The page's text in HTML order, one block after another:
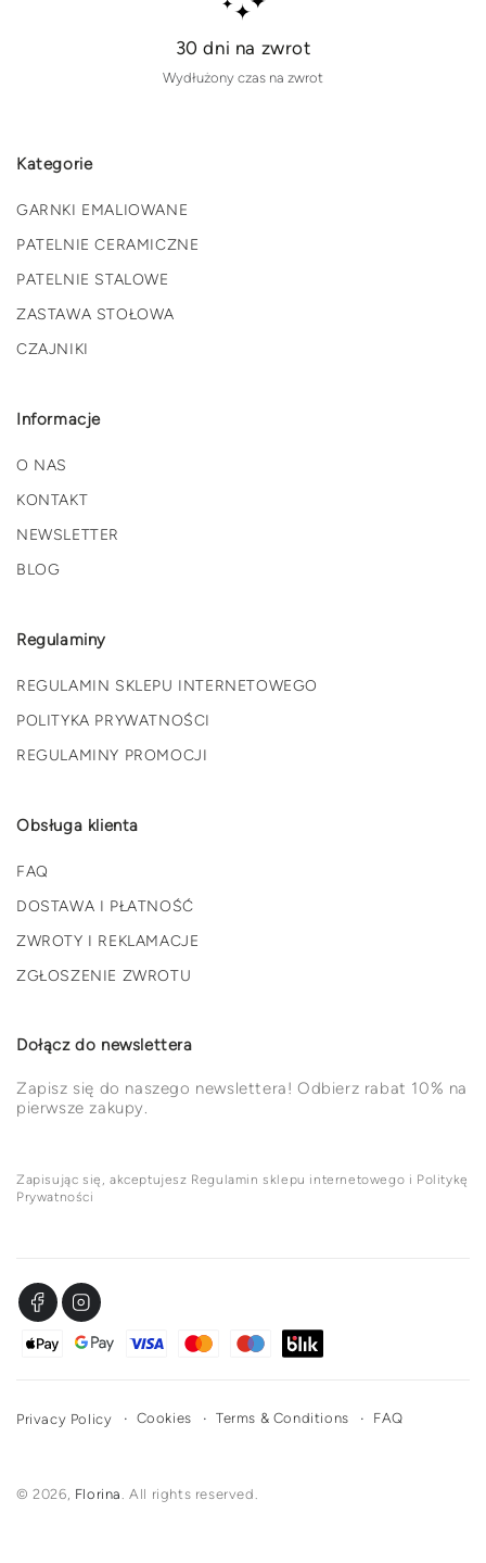
30 dni na zwrot
Wydłużony czas na zwrot
Kategorie
GARNKI EMALIOWANE
PATELNIE CERAMICZNE
PATELNIE STALOWE
ZASTAWA STOŁOWA
CZAJNIKI
Informacje
O NAS
KONTAKT
NEWSLETTER
BLOG
Regulaminy
REGULAMIN SKLEPU INTERNETOWEGO
POLITYKA PRYWATNOŚCI
REGULAMINY PROMOCJI
Obsługa klienta
FAQ
DOSTAWA I PŁATNOŚĆ
ZWROTY I REKLAMACJE
ZGŁOSZENIE ZWROTU
Dołącz do newslettera
Zapisz się do naszego newslettera! Odbierz rabat 10% na
pierwsze zakupy.
Zapisując się, akceptujesz Regulamin sklepu internetowego i Politykę
Prywatności
FacebookInstagram
Metody
Privacy Policy Cookies Terms & Conditions FAQ
© 2026, Florina . All rights reserved.